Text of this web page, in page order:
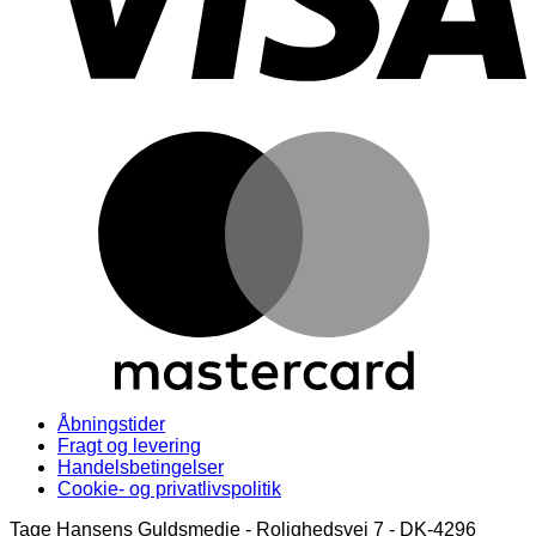
Åbningstider
Fragt og levering
Handelsbetingelser
Cookie- og privatlivspolitik
Tage Hansens Guldsmedie - Rolighedsvej 7 - DK-4296